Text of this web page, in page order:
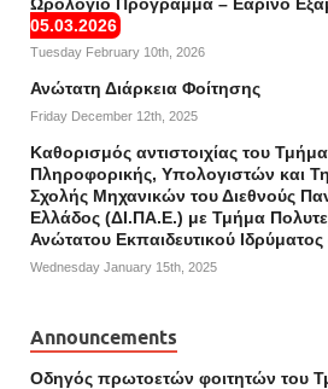
05.03.2026
Tuesday February 10th, 2026
Ανώτατη Διάρκεια Φοίτησης
Friday December 12th, 2025
Καθορισμός αντιστοιχίας του
Πληροφορικής, Υπολογιστών και
Σχολής Μηχανικών του Διεθνούς
Ελλάδος (ΔΙ.ΠΑ.Ε.) με Τμήμα
Ανώτατου Εκπαιδευτικού
Wednesday January 15th, 2025
Announcements
Οδηγός πρωτοετών φοιτητών του